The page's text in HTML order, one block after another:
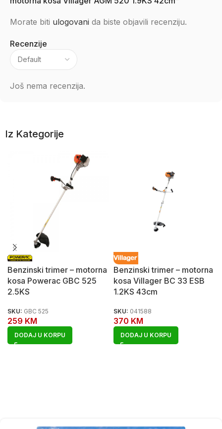
Recenzije
Još nema recenzija.
Morate biti ulogovani da biste objavili recenziju.
Iz Kategorije
Benzinski trimer – motorna
kosa Powerac GBC 525
2.5KS
SKU: GBC 525
259 KM
DODAJ U KORPU
Benzinski trimer – motorna
kosa Villager BC 33 ESB
1.2KS 43cm
SKU: 041588
370 KM
DODAJ U KORPU